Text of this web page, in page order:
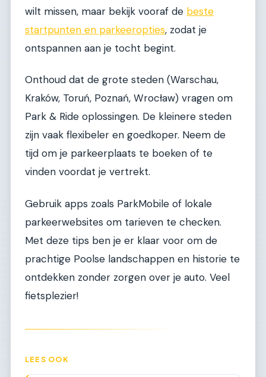
wilt missen, maar bekijk vooraf de beste
startpunten en parkeeropties, zodat je
ontspannen aan je tocht begint.
Onthoud dat de grote steden (Warschau,
Kraków, Toruń, Poznań, Wrocław) vragen om
Park & Ride oplossingen. De kleinere steden
zijn vaak flexibeler en goedkoper. Neem de
tijd om je parkeerplaats te boeken of te
vinden voordat je vertrekt.
Gebruik apps zoals ParkMobile of lokale
parkeerwebsites om tarieven te checken.
Met deze tips ben je er klaar voor om de
prachtige Poolse landschappen en historie te
ontdekken zonder zorgen over je auto. Veel
fietsplezier!
LEES OOK